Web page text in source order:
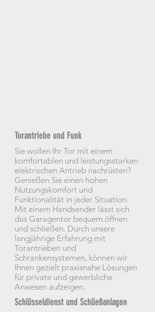
Torantriebe und Funk
Sie wollen Ihr Tor mit einem
komfortablen und leistungsstarken
elektrischen Antrieb nachrüsten?
Genießen Sie einen hohen
Nutzungskomfort und
Funktionalität in jeder Situation.
Mit einem Handsender lässt sich
das Garagentor bequem öffnen
und schließen. Durch unsere
langjährige Erfahrung mit
Torantrieben und
Schrankensystemen, können wir
Ihnen gezielt praxisnahe Lösungen
für private und gewerbliche
Anwesen aufzeigen.
Schlüsseldienst und Schließanlagen